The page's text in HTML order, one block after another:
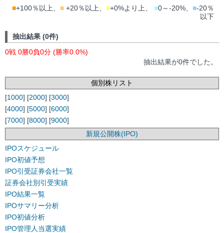
■+100％以上、 ■ +20％以上、 ■+0%より上、 ■0～-20%、 ■-20％
以下
抽出結果 (0件)
0戦 0勝0負0分 (勝率0.0%)
抽出結果が0件でした。
個別株リスト
[1000] [2000] [3000]
[4000] [5000] [6000]
[7000] [8000] [9000]
新規公開株(IPO)
IPOスケジュール
IPO初値予想
IPO引受証券会社一覧
証券会社別引受実績
IPO結果一覧
IPOサマリー分析
IPO初値分析
IPO管理人当選実績